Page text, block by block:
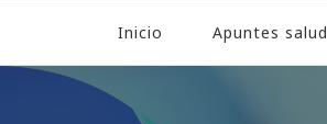
Inicio Apuntes salud